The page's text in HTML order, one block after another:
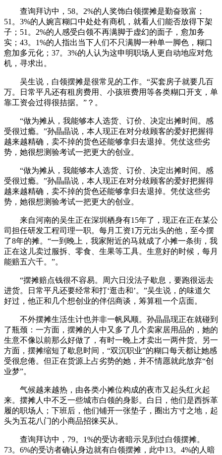
查询拜访中，58。2%的人奖饰白领摆摊是勤奋致富；
51。3%的人婉言糊口中处处有商机，就看人们能否放得下架
子；51。2%的人感受白领不再满脚于虚幻的面子，愈加务
实；43。1%的人指出当下人们不只满脚一种单一脚色，糊口
愈加多元化；37。3%的人认为这申明职场人更自动地应对危
机，寻求出。
吴生说，白领摆摊是很常见的工作。“买套房子就要几百
万。日常平凡还有租房费用、小孩班费用等各类糊口开支，单
靠工资会过得很拮据。”？。
“做为摊从，我能够本人选货、订价、决定出摊时间。感
受很过瘾。”孙晶晶说，本人现正在对分歧顾客的爱好把握得
越来越精确，卖不掉的货色还能够拿归去退掉。凭仗这些劣
势，她很想测验考试一把更大的创业。
“做为摊从，我能够本人选货、订价、决定出摊时间。感
受很过瘾。”孙晶晶说，本人现正在对分歧顾客的爱好把握得
越来越精确，卖不掉的货色还能够拿归去退掉。凭仗这些劣
势，她很想测验考试一把更大的创业。
来自河南的吴生正在深圳栖身有15年了，现正在正在某公
司担任研发工程司理一职。每月工资1万元出头的他，至今摆
了8年的摊。“一到晚上，我家附近的马就成了小摊一条街，我
正在这儿卖过服拆、零食、生果等工具。生意好的时候，每月
能赔五六千。”。
“摆摊赔点钱很不容易。周六日没法子歇息，要跑很远去
进货。日常平凡还要经常和打‘逛击和’。”吴生说，的味道欠
好过，他正和几个想创业的伴侣商谈，筹算租一个店面。
不外摆摊生活生计也并非一帆风顺。孙晶晶现正在就碰到
了瓶颈：一方面，摆摊的人中又多了几个卖家居用品的，她的
生意不像以前那么好做了，有时一晚上才卖出一两件货。另一
方面，摆摊缩短了歇息时间，“双沉职业”的糊口每天都让她感
受很怠倦。但正在货源上占劣势的她，并不情愿就此放弃“创
业梦”。
气候越来越热，由各类小摊位构成的夜市又起头红火起
来。摆摊人中不乏一些城市白领的身影。白日，他们是西拆革
履的职场人；下班后，他们铺开一张垫子，圈出方寸之地，起
头为五花八门的小商品招徕买从。
查询拜访中，79。1%的受访者暗示见到过白领摆摊。
73。6%的受访者确认身边就有白领摆摊，此中13。4%的人暗